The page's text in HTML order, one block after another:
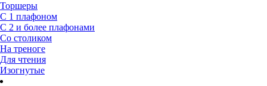
Торшеры
С 1 плафоном
С 2 и более плафонами
Со столиком
На треноге
Для чтения
Изогнутые